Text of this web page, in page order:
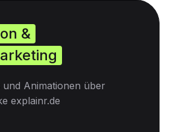
&
und Animationen über
explainr.de